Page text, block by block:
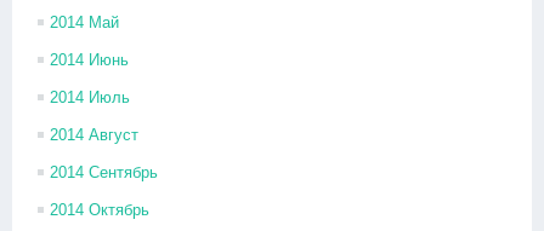
2014 Май
2014 Июнь
2014 Июль
2014 Август
2014 Сентябрь
2014 Октябрь